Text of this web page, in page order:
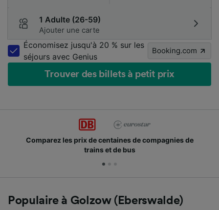
1 Adulte (26-59)
Ajouter une carte
Économisez jusqu'à 20 % sur les
séjours avec Genius
Booking.com
Trouver des billets à petit prix
Comparez les prix de centaines de compagnies de
trains et de bus
Populaire à Golzow (Eberswalde)